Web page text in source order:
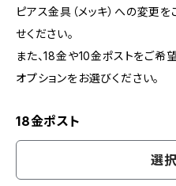
ピアス金具（メッキ）への変更
せください。
また、18金や10金ポストをご
オプションをお選びください。
18金ポスト
選